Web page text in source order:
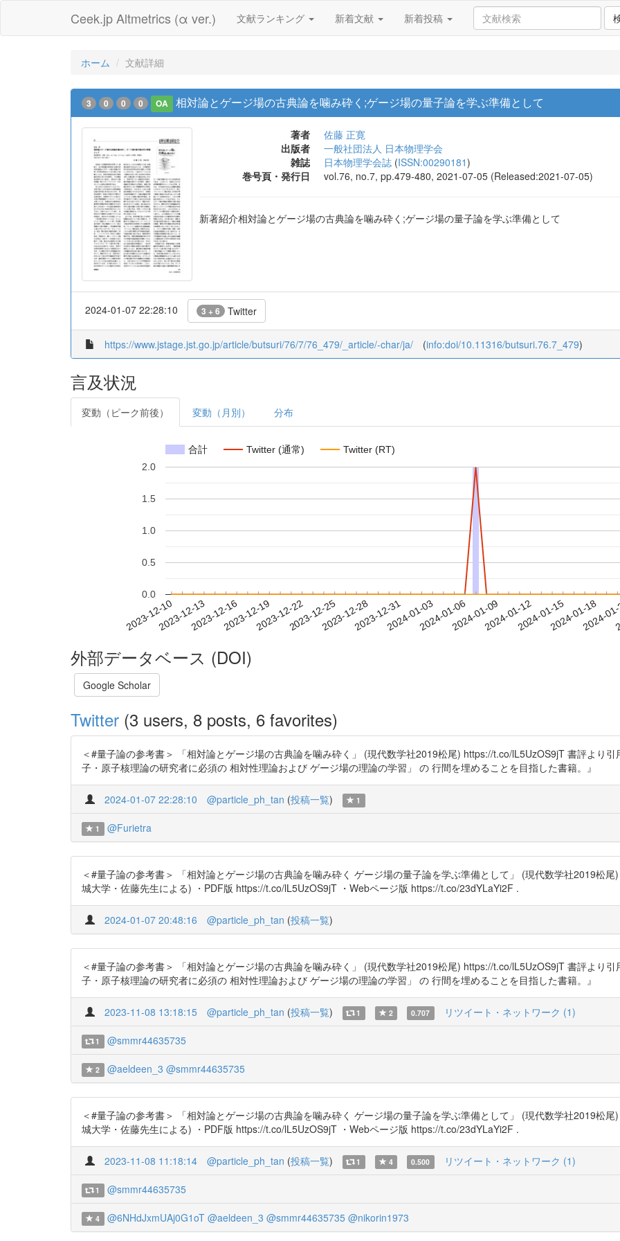
Ceek.jp Altmetrics (α ver.) 文献ランキング 新着文献 新着投稿
ホーム 文献詳細
3 0 0 0 OA 相対論とゲージ場の古典論を噛み砕く;ゲージ場の量子論を学ぶ準備として
著者
佐藤 正寛
出版者
一般社団法人 日本物理学会
雑誌
日本物理学会誌 (ISSN:00290181)
巻号頁・発行日
vol.76, no.7, pp.479-480, 2021-07-05 (Released:2021-07-05)
新著紹介相対論とゲージ場の古典論を噛み砕く;ゲージ場の量子論を学ぶ準備として
2024-01-07 22:28:10 3 + 6 Twitter
https://www.jstage.jst.go.jp/article/butsuri/76/7/76_479/_article/-char/ja/ (info:doi/10.11316/butsuri.76.7_479)
言及状況
変動（ピーク前後） 変動（月別） 分布
合計 Twitter (通常) Twitter (RT)
2023-12-102023-12-132023-12-162023-12-192023-12-222023-12-252023-12-282023-12-312024-01-032024-01-062024-01-092024-01-122024-01-152024-01-18
2024-
0.0
0.5
1.0
1.5
2.0
外部データベース (DOI)
Google Scholar
Twitter (3 users, 8 posts, 6 favorites)
＜#量子論の参考書＞ 「相対論とゲージ場の古典論を噛み砕く」 (現代数学社2019松尾) https://t.co/lL5UzOS9jT 書評より
子・原子核理論の研究者に必須の 相対性理論および ゲージ場の理論の学習」 の 行間を埋めることを目指した書籍。』
2024-01-07 22:28:10 @particle_ph_tan (投稿一覧) 1
1 @Furietra
＜#量子論の参考書＞ 「相対論とゲージ場の古典論を噛み砕く ゲージ場の量子論を学ぶ準備として」 (現代数学社2019松
城大学・佐藤先生による) ・PDF版 https://t.co/lL5UzOS9jT ・Webページ版 https://t.co/23dYLaYi2F .
2024-01-07 20:48:16 @particle_ph_tan (投稿一覧)
＜#量子論の参考書＞ 「相対論とゲージ場の古典論を噛み砕く」 (現代数学社2019松尾) https://t.co/lL5UzOS9jT 書評より
子・原子核理論の研究者に必須の 相対性理論および ゲージ場の理論の学習」 の 行間を埋めることを目指した書籍。』
2023-11-08 13:18:15 @particle_ph_tan (投稿一覧) 1 2 0.707 リツイート・ネットワーク (1)
1 @smmr44635735
2 @aeldeen_3 @smmr44635735
＜#量子論の参考書＞ 「相対論とゲージ場の古典論を噛み砕く ゲージ場の量子論を学ぶ準備として」 (現代数学社2019松
城大学・佐藤先生による) ・PDF版 https://t.co/lL5UzOS9jT ・Webページ版 https://t.co/23dYLaYi2F .
2023-11-08 11:18:14 @particle_ph_tan (投稿一覧) 1 4 0.500 リツイート・ネットワーク (1)
1 @smmr44635735
4 @6NHdJxmUAj0G1oT @aeldeen_3 @smmr44635735 @nikorin1973